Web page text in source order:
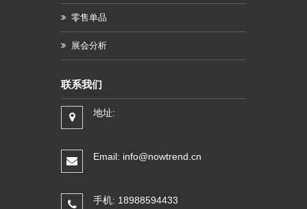
零售单品
展会分析
联系我们
地址:
Email: info@nowtrend.cn
手机: 18988594433